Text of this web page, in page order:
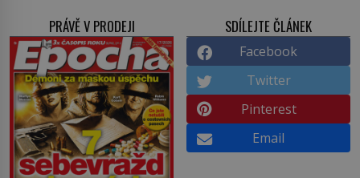
PRÁVĚ V PRODEJI SDÍLEJTE ČLÁNEK
Facebook
Twitter
Pinterest
Email